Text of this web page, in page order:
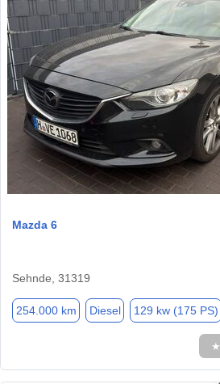
Mazda 6
Sehnde, 31319
254.000 km Diesel 129 kw (175 PS)
★